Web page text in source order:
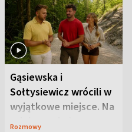
Gąsiewska i
Sołtysiewicz wrócili w
wyjątkowe miejsce. Na
szlaku czekał
Rozmowy